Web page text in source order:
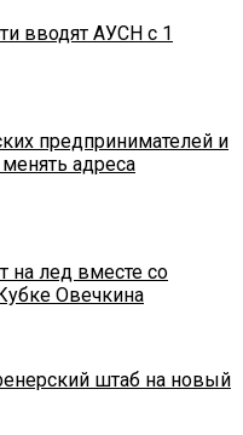
вводят АУСН с 1
предпринимателей и
адреса
на лед вместе со
Овечкина
штаб на новый